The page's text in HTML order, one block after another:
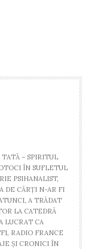
– SPIRITUL
ÎN SUFLETUL
PSIHANALIST,
DE CĂRȚI N-AR FI
A TRĂDAT
LA CATEDRĂ
LUCRAT CA
RADIO FRANCE
ȘI CRONICI ÎN